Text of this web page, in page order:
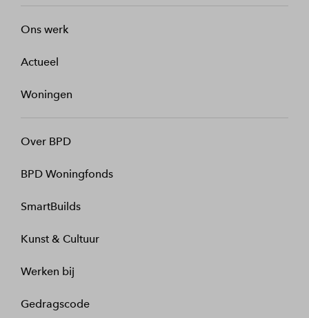
Ons werk
Actueel
Woningen
Over BPD
BPD Woningfonds
SmartBuilds
Kunst & Cultuur
Werken bij
Gedragscode